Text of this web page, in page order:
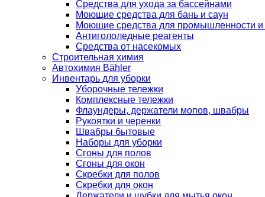
Средства для ухода за бассейнами
Моющие средства для бань и саун
Моющие средства для промышленности и
Антигололедные реагенты
Средства от насекомых
Строительная химия
Автохимия Bähler
Инвентарь для уборки
Уборочные тележки
Комплексные тележки
Флаундеры, держатели мопов, швабры
Рукоятки и черенки
Швабры бытовые
Наборы для уборки
Сгоны для полов
Сгоны для окон
Скребки для полов
Скребки для окон